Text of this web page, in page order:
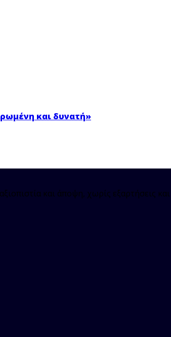
και δυνατή»
και άποψη, χωρίς εξαρτήσεις